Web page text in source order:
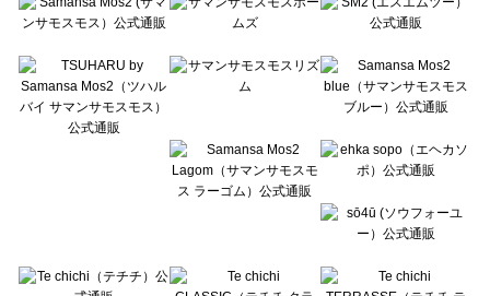
Te chichi CLASSIC（テチチ クラシック）のコート 一覧
Lugnoncure（ルノンキュール）のコート 一覧
BETTY'S BLUE（べティーズブルー）のコート 一覧
Wpc.（ワールドパーティー）のコート 一覧